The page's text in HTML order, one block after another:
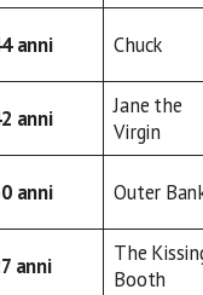
anni Chuck
anni
Jane the
Virgin
anni Outer
anni
The
Booth